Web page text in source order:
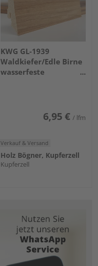
KWG GL-1939
Waldkiefer/Edle Birne
wasserfeste
6,95 € / lfm
Verkauf & Versand
Holz Bögner, Kupferzell
Kupferzell